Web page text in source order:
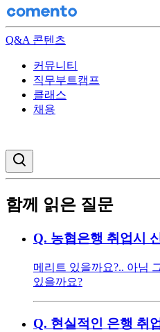
Q&A 콘텐츠
커뮤니티
직무부트캠프
클래스
채용
함께 읽은 질문
Q. 농협은행 취업시
메리트 있을까요?.. 아님
있을까요?
Q. 현실적인 은행 취